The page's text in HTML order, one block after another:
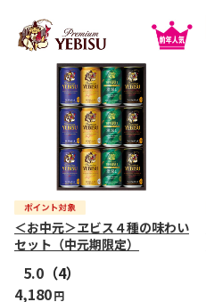
＜お中元＞ヱビス４種の味わい
セット（中元期限定）
5.0 （4）
4,180円